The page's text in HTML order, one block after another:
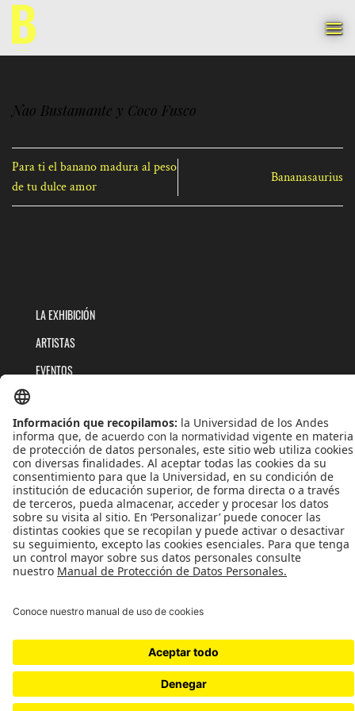
Saltar
contenido
Nao Bustamante y Coco Fusco
Para ti el banano madura al peso
de tu dulce amor
Bananasaurius
LA EXHIBICIÓN
ARTISTAS
EVENTOS
QUIÉNES SOMOS
POLÍTICAS DE TRATAMIENTOS DE DATOS
TÉRMINOS Y CONDICIONES
Universidad de los Andes | Vigilada MinEducación